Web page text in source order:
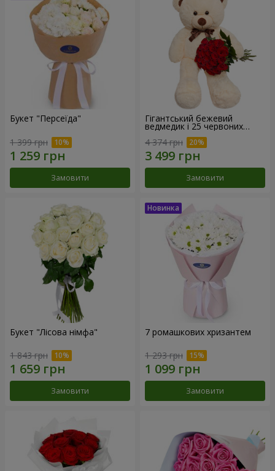
Букет "Персеїда"
1 399 грн
Замовити
Гігантський бежевий
ведмедик і 25 червоних
троянд
4 374 грн
Замовити
Букет "Лісова німфа"
1 843 грн
Замовити
7 ромашкових хризантем
1 293 грн
Замовити